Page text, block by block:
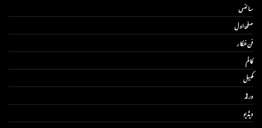
سائنس
صفحۂ اول
فن فنکار
کالم
کھیل
ورلڈ
ویڈیو